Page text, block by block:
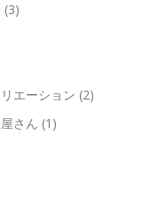
(3)
エーション (2)
さん (1)